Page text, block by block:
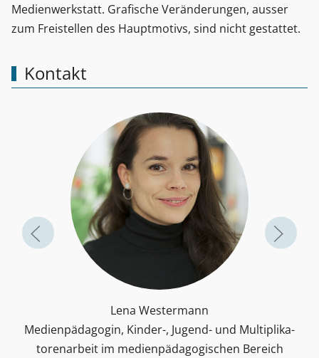
Medienwerkstatt. Grafische Veränderungen, ausser
zum Freistellen des Hauptmotivs, sind nicht gestattet.
Kontakt
Lena Westermann
Medienpädagogin, Kinder-, Jugend- und Multiplika­
toren­arbeit im medienpädagogischen Bereich